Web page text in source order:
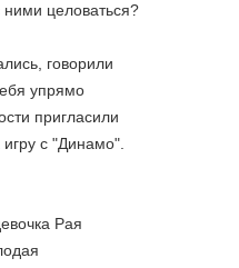
целоваться?
говорили
упрямо
пригласили
с "Динамо".
Рая